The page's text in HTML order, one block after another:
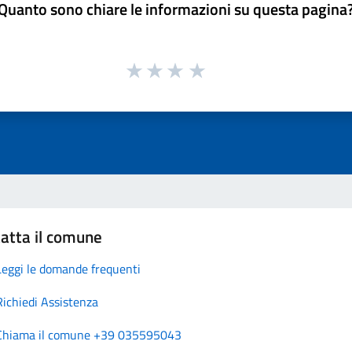
sono chiare le informazioni su questa
il comune
le domande frequenti
Assistenza
il comune +39 035595043